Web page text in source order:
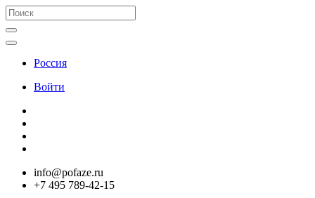
Россия
Войти
info@pofaze.ru
+7 495 789-42-15